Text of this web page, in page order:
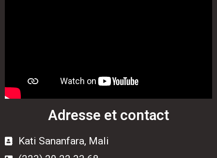
Adresse et contact
Kati Sananfara, Mali